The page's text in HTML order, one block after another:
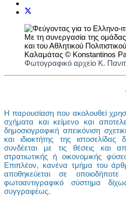
Φωτογραφικό αρχείο Κ.
Η παρουσίαση που ακολουθεί
σχήματα και κείμενο και
δημοσιογραφική απεικόνιση
και ιδιοκτήτης της
συνδέεται με τις θέσεις και
στρατιωτικής ή οικονομικής
Επιπλέον, κανένα τμήμα του
αποθηκεύεται σε
φωτοαντιγραφικό σύστημα
συγγραφέως.